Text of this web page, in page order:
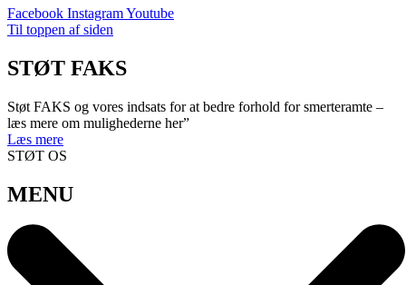
Facebook InstagramYoutube
Til toppen af siden
STØT FAKS
Støt FAKS og vores indsats for at bedre forhold for smerteramte –
læs mere om mulighederne her”
Læs mere
STØT OS
MENU